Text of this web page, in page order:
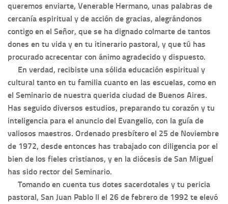
queremos enviarte, Venerable Hermano, unas palabras de
cercanía espiritual y de acción de gracias, alegrándonos
contigo en el Señor, que se ha dignado colmarte de tantos
dones en tu vida y en tu itinerario pastoral, y que tú has
procurado acrecentar con ánimo agradecido y dispuesto.
En verdad, recibiste una sólida educación espiritual y
cultural tanto en tu familia cuanto en las escuelas, como en
el Seminario de nuestra querida ciudad de Buenos Aires.
Has seguido diversos estudios, preparando tu corazón y tu
inteligencia para el anuncio del Evangelio, con la guía de
valiosos maestros. Ordenado presbítero el 25 de Noviembre
de 1972, desde entonces has trabajado con diligencia por el
bien de los fieles cristianos, y en la diócesis de San Miguel
has sido rector del Seminario.
Tomando en cuenta tus dotes sacerdotales y tu pericia
pastoral, San Juan Pablo II el 26 de febrero de 1992 te elevó